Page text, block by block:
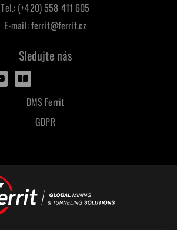
Tel.: (+420) 558 411 605
E-mail:ferrit@ferrit.cz
Sledujte nás
DMS Ferrit
GDPR